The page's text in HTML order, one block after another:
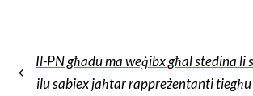
Il-PN għadu ma weġibx għal stedina li
ilu sabiex jaħtar rappreżentanti